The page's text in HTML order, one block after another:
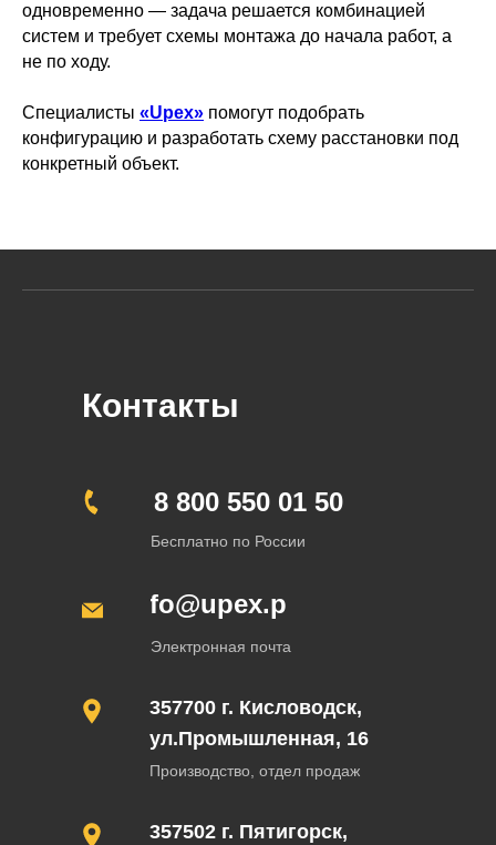
одновременно — задача решается комбинацией
систем и требует схемы монтажа до начала работ, а
не по ходу.
Специалисты «Upex» помогут подобрать
конфигурацию и разработать схему расстановки под
конкретный объект.
Бесплатно по России
Контакты
8 800 550 01 50
Электронная почта
info@upex.pro
357700 г. Кисловодск,
ул.Промышленная, 16
Производство, отдел продаж
357502 г. Пятигорск,